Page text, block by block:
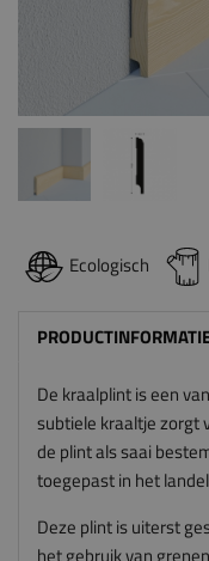
Ecologisch
De kraalplint is een
subtiele kraaltje zorgt
de plint als saai
toegepast in het
Deze plint is uiterst